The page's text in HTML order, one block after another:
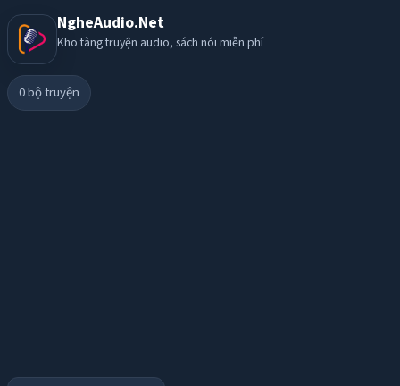
NgheAudio.Net
Kho tàng truyện audio, sách nói miễn phí
0bộ truyện